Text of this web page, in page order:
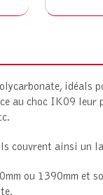
idéals
au choc IK09 leur
couvrent ainsi un
ou 1390mm et